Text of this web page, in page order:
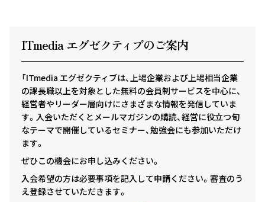
ITmedia エグゼクティ ブのご案内
「ITmedia エグゼクティブは、上場企業および上場相当企業
の課長職以上を対象とした無料の会員制サービスを中心に、
経営者やリーダー層向けにさまざまな情報を発信していま
す。入会いただくとメールマガジンの購読、経営に役立つ旬
なテーマで開催しているセミナー、勉強会にも参加いただけ
ます。
ぜひこの機会にお申し込みください。
入会希望の方は必要事項を記入して申請ください。審査のう
え登録させていただきます。